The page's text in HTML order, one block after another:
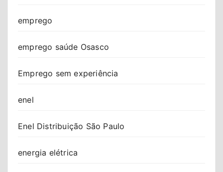
emprego
emprego saúde Osasco
Emprego sem experiência
enel
Enel Distribuição São Paulo
energia elétrica